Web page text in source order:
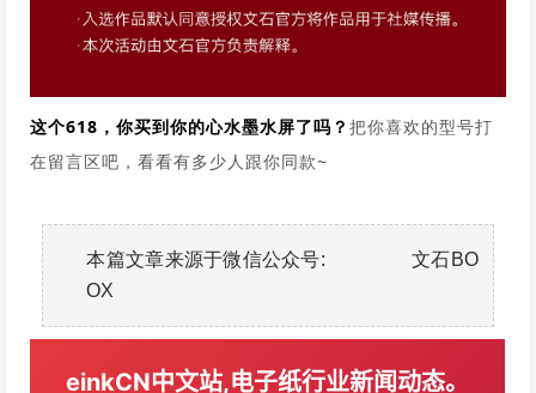
这个618，你买到你的心水墨水屏了吗？把你喜欢的型号打
在留言区吧，看看有多少人跟你同款~
本篇文章来源于微信公众号: 文石BO
OX